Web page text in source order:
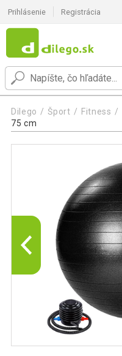
Prihlásenie Registrácia
Dilego Šport Fitness
75 cm